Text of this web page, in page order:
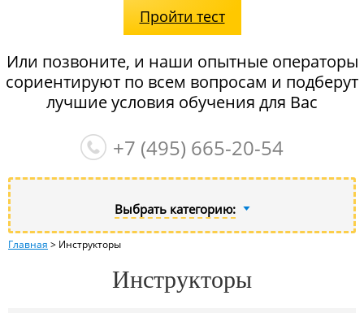
Пройти тест
Или позвоните, и наши опытные операторы
сориентируют по всем вопросам и подберут
лучшие условия обучения для Вас
+7 (495) 665-20-54
Выбрать категорию:
Главная > Инструкторы
Инструкторы